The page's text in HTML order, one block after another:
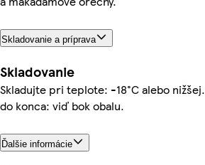
Skladovanie a príprava
Skladovanie
Skladujte pri teplote: -18°C alebo
do konca: viď bok obalu.
Ďalšie informácie